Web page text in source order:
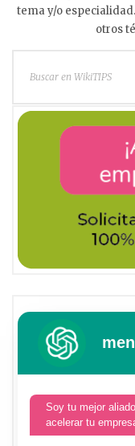
tema y/o
otros
Soy tu mejor
acelerar tu